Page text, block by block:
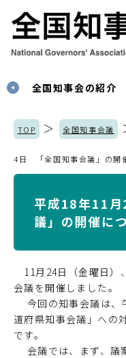
全国知事会の紹介
TOP ＞ 全国知事会議
4日 「全国知事会議」の開
平成18年11
議」の開催に
11月24日（金曜日）
会議を開催しました。
今回の知事会議は、
道府県知事会議」への
です。
会議では、まず、議